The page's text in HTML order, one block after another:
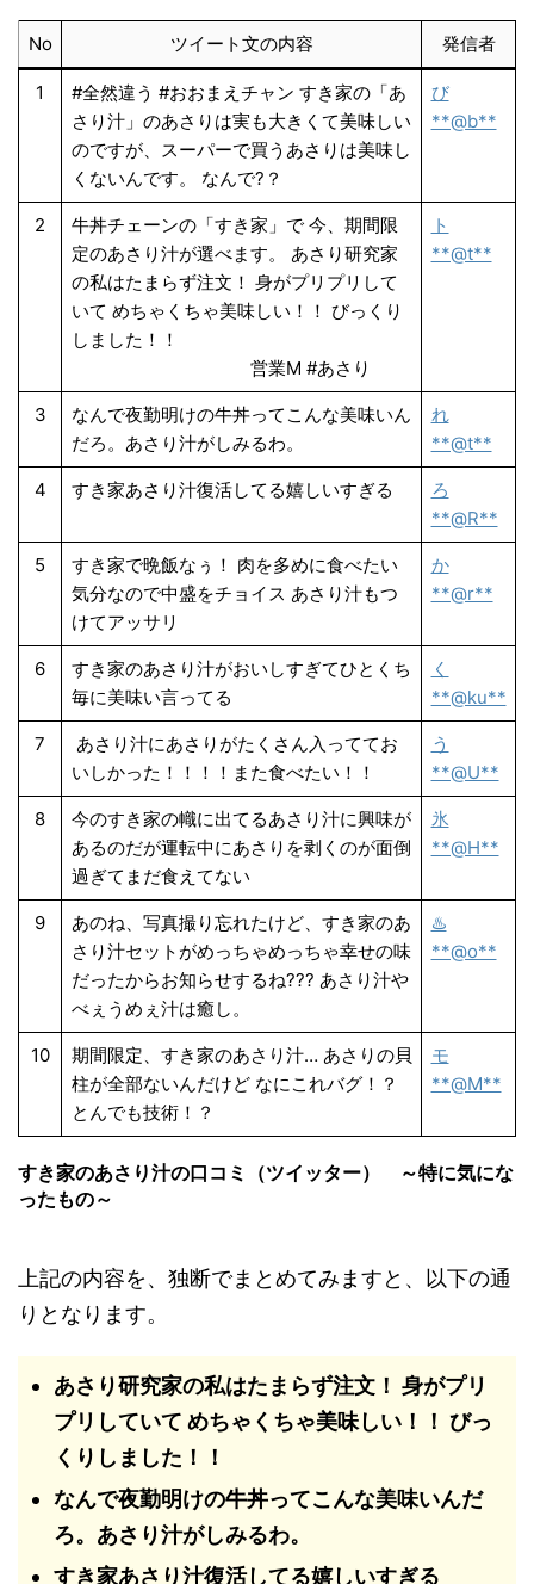
No ツイート文の内容 発信者
1
#全然違う #おおまえチャン すき家の「あ
さり汁」のあさりは実も大きくて美味しい
のですが、スーパーで買うあさりは美味し
くないんです。 なんで?？
び
**@b**
2
牛丼チェーンの「すき家」で 今、期間限
定のあさり汁が選べます。 あさり研究家
の私はたまらず注文！ 身がプリプリして
いて めちゃくちゃ美味しい！！ びっくり
しました！！
営業M #あさり
ト
**@t**
3
なんで夜勤明けの牛丼ってこんな美味いん
だろ。あさり汁がしみるわ。
れ
**@t**
4 すき家あさり汁復活してる嬉しいすぎる
ろ
**@R**
5
すき家で晩飯なぅ！ 肉を多めに食べたい
気分なので中盛をチョイス あさり汁もつ
けてアッサリ
か
**@r**
6
すき家のあさり汁がおいしすぎてひとくち
毎に美味い言ってる
く
**@ku**
7
あさり汁にあさりがたくさん入っててお
いしかった！！！！また食べたい！！
う
**@U**
8
今のすき家の幟に出てるあさり汁に興味が
あるのだが運転中にあさりを剥くのが面倒
過ぎてまだ食えてない
氷
**@H**
9
あのね、写真撮り忘れたけど、すき家のあ
さり汁セットがめっちゃめっちゃ幸せの味
だったからお知らせするね??? あさり汁や
べぇうめぇ汁は癒し。
♨️
**@o**
10
期間限定、すき家のあさり汁… あさりの貝
柱が全部ないんだけど なにこれバグ！？
とんでも技術！？
モ
**@M**
すき家のあさり汁の口コミ（ツイッター） ～特に気にな
ったもの～
上記の内容を、独断でまとめてみますと、以下の通
りとなります。
あさり研究家の私はたまらず注文！ 身がプリ
プリしていて めちゃくちゃ美味しい！！ びっ
くりしました！！
なんで夜勤明けの牛丼ってこんな美味いんだ
ろ。あさり汁がしみるわ。
すき家あさり汁復活してる嬉しいすぎる